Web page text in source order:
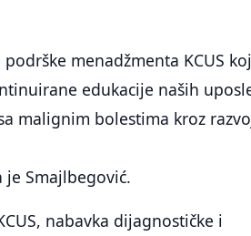
menadžmenta KCUS
edukacije naših
malignim bolestima kroz
Smajlbegović.
nabavka dijagnostičke i